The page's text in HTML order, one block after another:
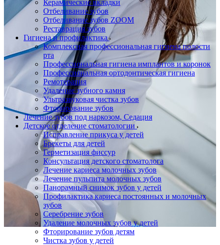
Керамические вкладки
Отбеливание зубов
Отбеливание зубов ZOOM
Реставрация зубов
Гигиена и профилактика
Комплексная профессиональная гигиена полости
рта
Профессиональная гигиена имплантов и коронок
Профессиональная ортодонтическая гигиена
Ремотерапия
Удаление зубного камня
Ультразвуковая чистка зубов
Фторирование зубов
Лечение зубов под наркозом, Седация
Детское отделение стоматологии
Исправление прикуса у детей
Брекеты для детей
Герметизация фиссур
Консультация детского стоматолога
Лечение кариеса молочных зубов
Лечение пульпита молочных зубов
Панорамный снимок зубов у детей
Профилактика кариеса постоянных и молочных
зубов
Серебрение зубов
Удаление молочных зубов у детей
Фторирование зубов детям
Чистка зубов у детей